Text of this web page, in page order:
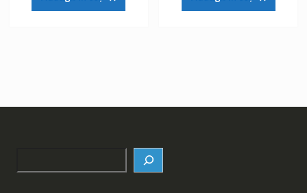
fost:
148 lei.
fost:
148 lei.